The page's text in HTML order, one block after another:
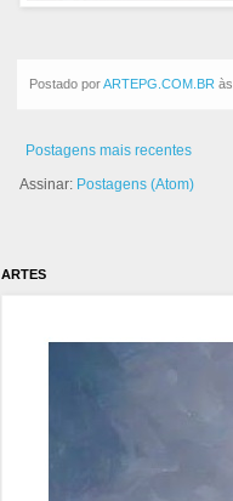
Postado porARTEPG.COM.BR às
Postagens mais recentes
Assinar: Postagens (Atom)
ARTES